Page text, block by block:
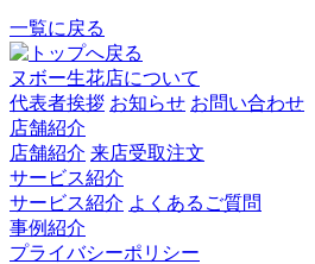
一覧に戻る
ヌボー生花店について
代表者挨拶 お知らせ お問い合わせ
店舗紹介
店舗紹介 来店受取注文
サービス紹介
サービス紹介 よくあるご質問
事例紹介
プライバシーポリシー